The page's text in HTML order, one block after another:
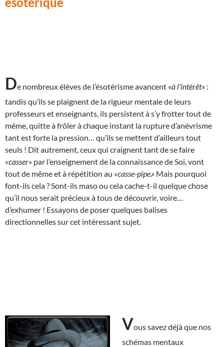
De nombreux élèves de l’ésotérisme avancent «à l’intérêt» :
tandis qu’ils se plaignent de la rigueur mentale de leurs
professeurs et enseignants, ils persistent à s’y frotter tout de
même, quitte à frôler à chaque instant la rupture d’anévrisme
tant est forte la pression… qu’ils se mettent d’ailleurs tout
seuls ! Dit autrement, ceux qui craignent tant de se faire
«casser» par l’enseignement de la connaissance de Soi, vont
tout de même et à répétition au «casse-pipe.» Mais pourquoi
font-ils cela ? Sont-ils maso ou cela cache-t-il quelque chose
qu’il nous serait précieux à tous de découvrir, voire…
d’exhumer ! Essayons de poser quelques balises
directionnelles sur cet intéressant sujet.
Vous savez déjà que nos
schémas mentaux